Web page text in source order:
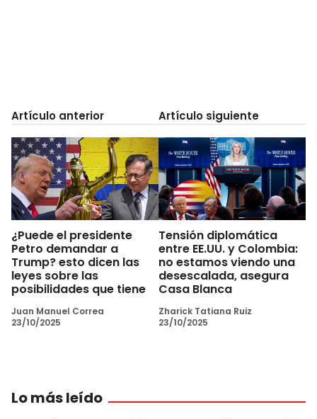
Artículo anterior
¿Puede el presidente
Petro demandar a
Trump? esto dicen las
leyes sobre las
posibilidades que tiene
Juan Manuel Correa
23/10/2025
Artículo siguiente
Tensión diplomática
entre EE.UU. y Colombia:
no estamos viendo una
desescalada, asegura
Casa Blanca
Zharick Tatiana Ruiz
23/10/2025
Lo más leído